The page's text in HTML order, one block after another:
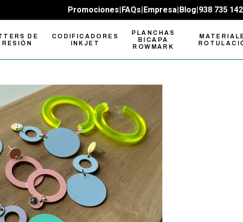
Promociones|FAQs|Empresa|Blog|938 735 142
DE
de
UV-LED
de
y Corte
de Corte
CODIFICADORES
INKJET
PLANCHAS
BICAPA
ROWMARK